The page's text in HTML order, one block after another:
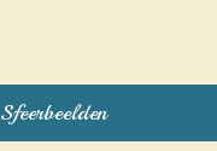
Sfeerbeelden